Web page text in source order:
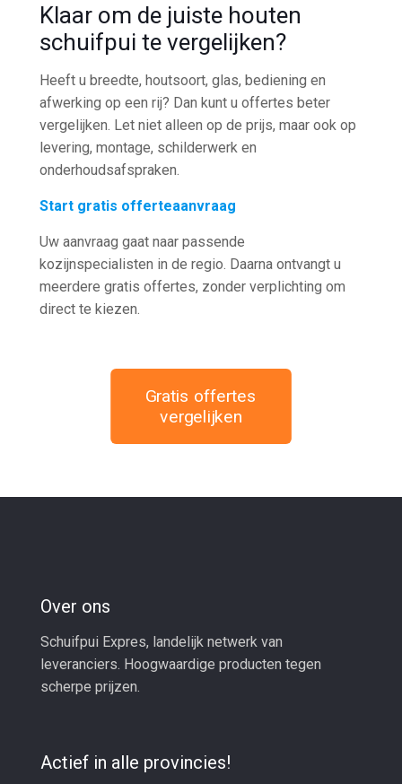
Klaar om de juiste houten
schuifpui te vergelijken?
Heeft u breedte, houtsoort, glas, bediening en
afwerking op een rij? Dan kunt u offertes beter
vergelijken. Let niet alleen op de prijs, maar ook op
levering, montage, schilderwerk en
onderhoudsafspraken.
Start gratis offerteaanvraag
Uw aanvraag gaat naar passende
kozijnspecialisten in de regio. Daarna ontvangt u
meerdere gratis offertes, zonder verplichting om
direct te kiezen.
Gratis offertes
vergelijken
Over ons
Schuifpui Expres, landelijk netwerk van
leveranciers. Hoogwaardige producten tegen
scherpe prijzen.
Actief in alle provincies!